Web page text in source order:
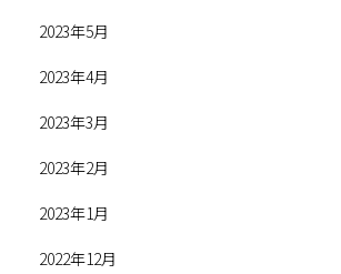
2023年5月
2023年4月
2023年3月
2023年2月
2023年1月
2022年12月